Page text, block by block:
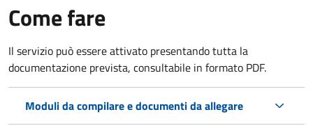
Come fare
Il servizio può essere attivato presentando tutta la
documentazione prevista, consultabile in formato PDF.
Moduli da compilare e documenti da allegare